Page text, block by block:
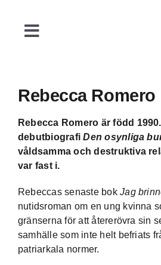
innehålletToggle
Rebecca Romero
Rebecca Romero är född
debutbiografiDen osynliga
våldsamma och destruktiva
var fast i.
Rebeccas senaste bokJag
nutidsroman om en ung kvinna
gränserna för att återerövra sin
samhälle som inte helt befriats
patriarkala normer.